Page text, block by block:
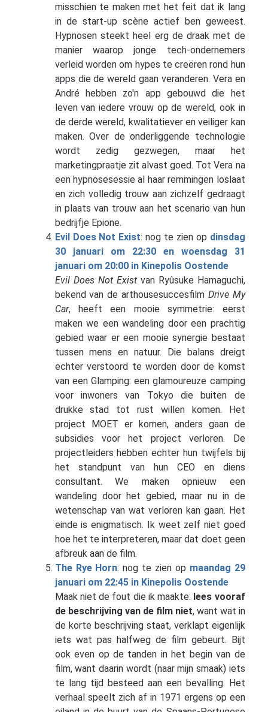
misschien te maken met het feit dat ik lang
in de start-up scène actief ben geweest.
Hypnosen steekt heel erg de draak met de
manier waarop jonge tech-ondernemers
verleid worden om hypes te creëren rond hun
apps die de wereld gaan veranderen. Vera en
André hebben zo'n app gebouwd die het
leven van iedere vrouw op de wereld, ook in
de derde wereld, kwalitatiever en veiliger kan
maken. Over de onderliggende technologie
wordt zedig gezwegen, maar het
marketingpraatje zit alvast goed. Tot Vera na
een hypnosesessie al haar remmingen loslaat
en zich volledig trouw aan zichzelf gedraagt
in plaats van trouw aan het scenario van hun
bedrijfje Epione.
Evil Does Not Exist: nog te zien op dinsdag
30 januari om 22:30 en woensdag 31
januari om 20:00 in Kinepolis Oostende
Evil Does Not Existvan Ryûsuke Hamaguchi,
bekend van de arthousesuccesfilm Drive My
Car, heeft een mooie symmetrie: eerst
maken we een wandeling door een prachtig
gebied waar er een mooie synergie bestaat
tussen mens en natuur. Die balans dreigt
echter verstoord te worden door de komst
van een Glamping: een glamoureuze camping
voor inwoners van Tokyo die buiten de
drukke stad tot rust willen komen. Het
project MOET er komen, anders gaan de
subsidies voor het project verloren. De
projectleiders hebben echter hun twijfels bij
het standpunt van hun CEO en diens
consultant. We maken opnieuw een
wandeling door het gebied, maar nu in de
wetenschap van wat verloren kan gaan. Het
einde is enigmatisch. Ik weet zelf niet goed
hoe het te interpreteren, maar dat doet geen
afbreuk aan de film.
The Rye Horn: nog te zien op maandag 29
januari om 22:45 in Kinepolis Oostende
Maak niet de fout die ik maakte: lees vooraf
de beschrijving van de film niet, want wat in
de korte beschrijving staat, verklapt eigenlijk
iets wat pas halfweg de film gebeurt. Bijt
ook even op de tanden in het begin van de
film, want daarin wordt (naar mijn smaak) iets
te lang tijd besteed aan een bevalling. Het
verhaal speelt zich af in 1971 ergens op een